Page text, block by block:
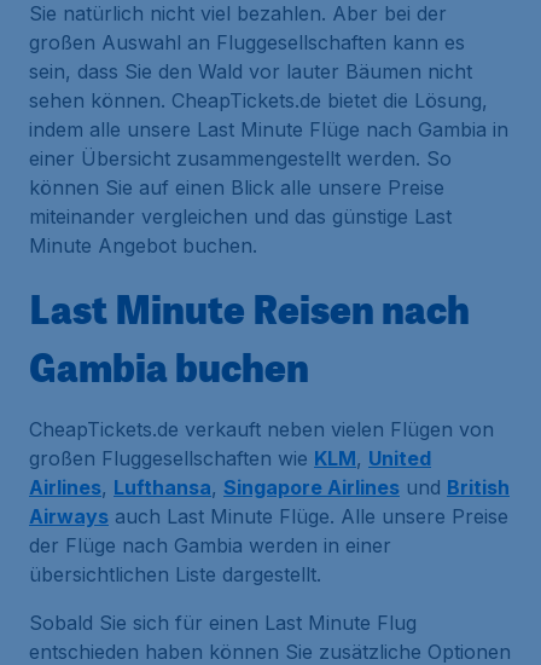
Sie natürlich nicht viel bezahlen. Aber bei der
großen Auswahl an Fluggesellschaften kann es
sein, dass Sie den Wald vor lauter Bäumen nicht
sehen können. CheapTickets.de bietet die Lösung,
indem alle unsere Last Minute Flüge nach Gambia in
einer Übersicht zusammengestellt werden. So
können Sie auf einen Blick alle unsere Preise
miteinander vergleichen und das günstige Last
Minute Angebot buchen.
Last Minute Reisen nach
Gambia buchen
CheapTickets.de verkauft neben vielen Flügen von
großen Fluggesellschaften wie KLM, United
Airlines, Lufthansa, Singapore Airlines und British
Airways auch Last Minute Flüge. Alle unsere Preise
der Flüge nach Gambia werden in einer
übersichtlichen Liste dargestellt.
Sobald Sie sich für einen Last Minute Flug
entschieden haben können Sie zusätzliche Optionen